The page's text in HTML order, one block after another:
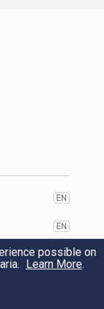
over
בֵּית שַׁמַּאי
כָּךְ מוֹזְגִין
מוֹזְגִין אֶת
EN
EN
EN
possible on
Learn More.